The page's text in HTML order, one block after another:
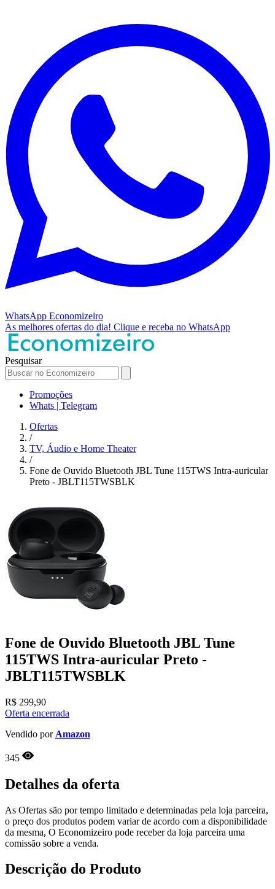
WhatsApp Economizeiro
As melhores ofertas do dia! Clique e receba no WhatsApp
Pesquisar
Promoções
Whats | Telegram
Ofertas
/
TV, Áudio e Home Theater
/
Fone de Ouvido Bluetooth JBL Tune 115TWS Intra-auricular
Preto - JBLT115TWSBLK
Fone de Ouvido Bluetooth JBL Tune
115TWS Intra-auricular Preto -
JBLT115TWSBLK
R$ 299,90
Oferta encerrada
Vendido por Amazon
345
Detalhes da oferta
As Ofertas são por tempo limitado e determinadas pela loja parceira,
o preço dos produtos podem variar de acordo com a disponibilidade
da mesma, O Economizeiro pode receber da loja parceira uma
comissão sobre a venda.
Descrição do Produto